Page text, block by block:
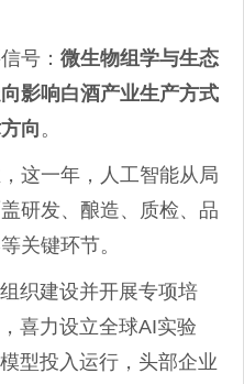
号： 微生物组学与生态
影响白酒产业生产方式
向。
这一年，人工智能从局
研发、酿造、质检、品
关键环节。
织建设并开展专项培
喜力设立全球AI实验
型投入运行，头部企业